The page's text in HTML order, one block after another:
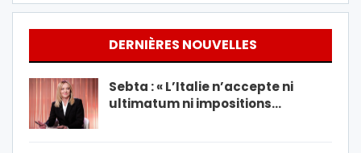
DERNIÈRES NOUVELLES
Sebta : « L’Italie n’accepte ni
ultimatum ni impositions…